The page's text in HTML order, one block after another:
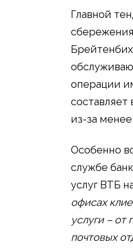
Главной
операции
составляет
из-за
Особенно
службе
услуг ВТБ
офисах
услуги –
почтовых